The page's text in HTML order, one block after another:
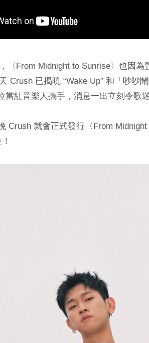
〈From Midnight to Sunrise〉也因為
Crush 已揭曉 “Wake Up” 和「吵吵
當紅音樂人攜手，消息一出立刻令歌迷
Crush 就會正式發行〈From